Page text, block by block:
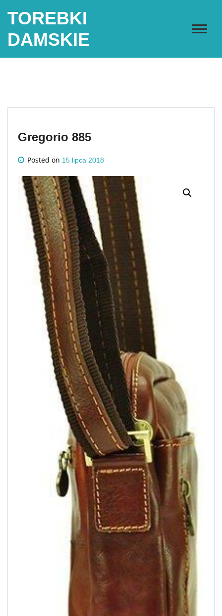
TOREBKI
DAMSKIE
Gregorio 885
Posted on 15 lipca 2018